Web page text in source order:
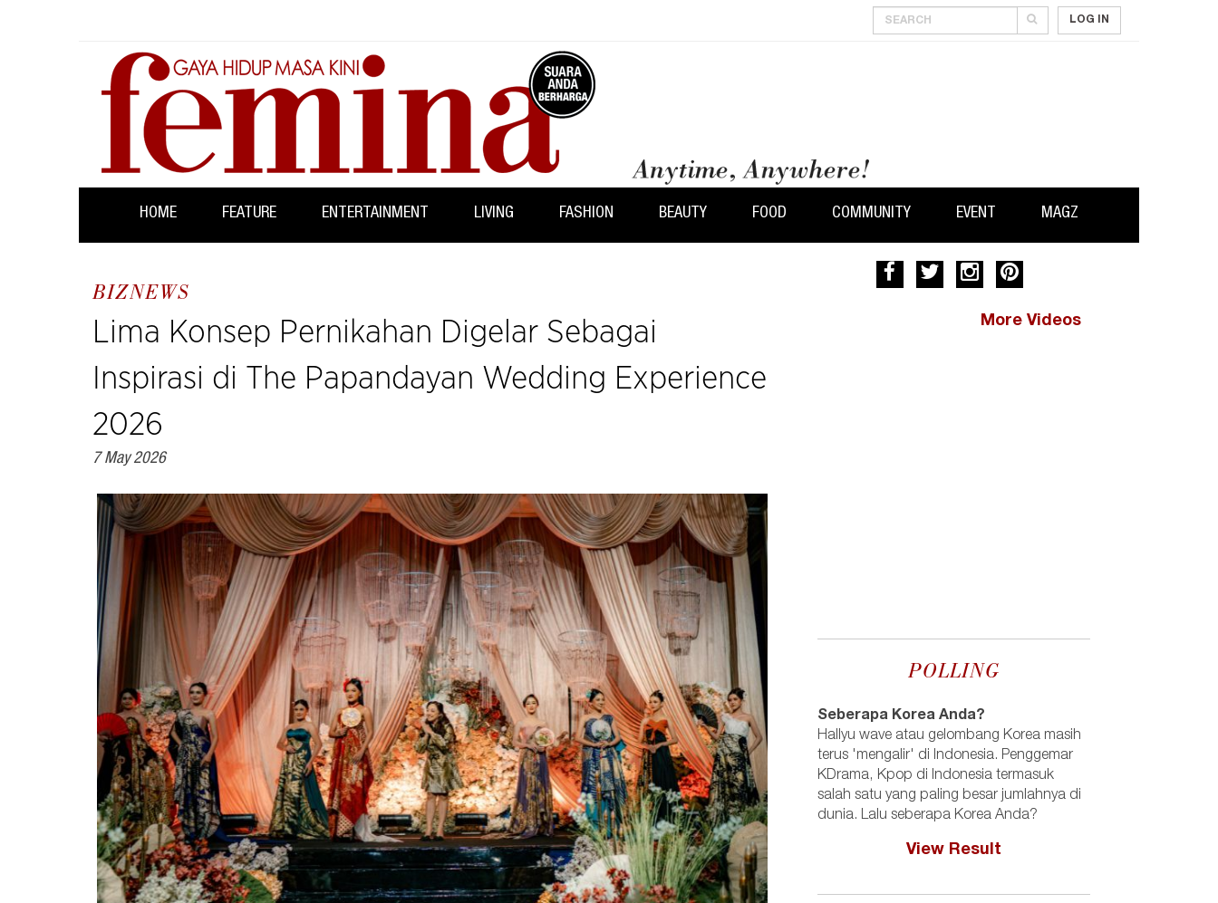
LOG IN
HOME FEATURE ENTERTAINMENT LIVING FASHION BEAUTY FOOD COMMUNITY EVENT MAGZ
BIZNEWS
Lima Konsep Pernikahan Digelar Sebagai
Inspirasi di The Papandayan Wedding Experience
2026
7 May 2026
More Videos
POLLING
Seberapa Korea Anda?
Hallyu wave atau gelombang Korea masih
terus 'mengalir' di Indonesia. Penggemar
KDrama, Kpop di Indonesia termasuk
salah satu yang paling besar jumlahnya di
dunia. Lalu seberapa Korea Anda?
View Result